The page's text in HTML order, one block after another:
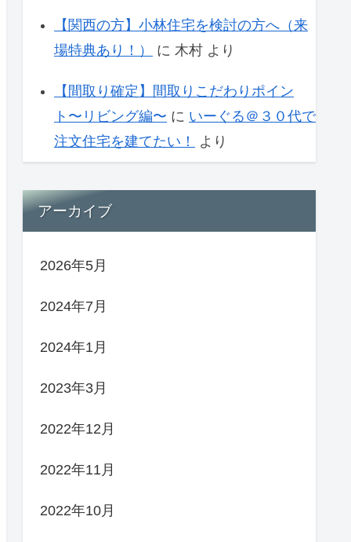
【関西の方】小林住宅を検討の方へ（来
場特典あり！）
に 木村 より
【間取り確定】間取りこだわりポイン
ト〜リビング編〜 に いーぐる＠３０代で
注文住宅を建てたい！
より
アーカイブ
2026年5月
2024年7月
2024年1月
2023年3月
2022年12月
2022年11月
2022年10月